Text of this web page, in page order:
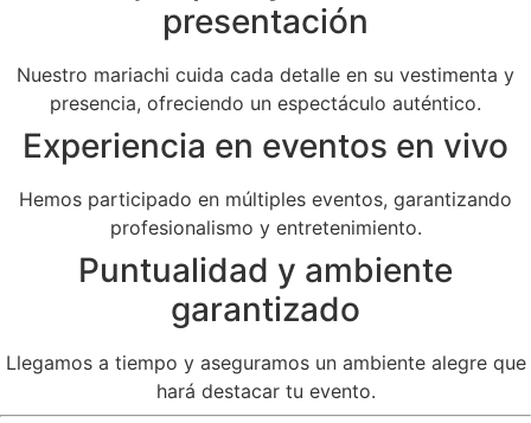
presentación
Nuestro mariachi cuida cada detalle en su vestimenta y
presencia, ofreciendo un espectáculo auténtico.
Experiencia en eventos en vivo
Hemos participado en múltiples eventos, garantizando
profesionalismo y entretenimiento.
Puntualidad y ambiente
garantizado
Llegamos a tiempo y aseguramos un ambiente alegre que
hará destacar tu evento.